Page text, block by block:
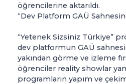
öğrencilerine aktarıldı.
“Dev Platform GAÜ
“Yetenek Sizsiniz Türkiye”
dev platformun GAÜ
yakından görme ve izleme
öğrenciler reality showlar
programların yapım ve